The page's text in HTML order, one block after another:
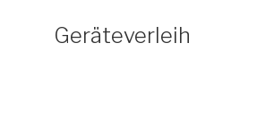
Geräteverleih